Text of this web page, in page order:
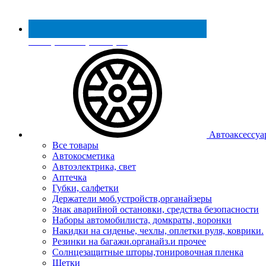
Реестр МинПромТорга
Все товары
Автокосметика
Автоэлектрика, свет
Аптечка
Губки, салфетки
Держатели моб.устройств,органайзеры
Знак аварийной остановки, средства безопасности
Наборы автомобилиста, домкраты, воронки
Накидки на сиденье, чехлы, оплетки руля, коврики.
Резинки на багажн.органайз.и прочее
Солнцезащитные шторы,тонировочная пленка
Щетки